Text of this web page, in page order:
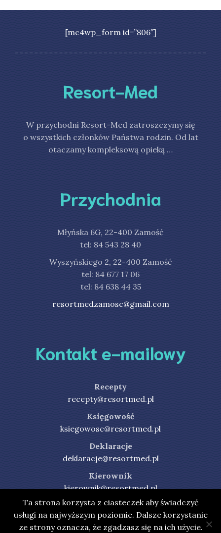
[mc4wp_form id=”806″]
Resort-Med
W przychodni Resort-Med zatroszczymy się
o wszystkich członków Państwa rodzin. Od lat
otaczamy kompleksową opieką …
Przychodnia
Młyńska 6G, 22-400 Zamość
tel: 84 543 28 40
Wyszyńskiego 2, 22-400 Zamość
tel: 84 677 17 06
tel: 84 638 44 35
resortmedzamosc@gmail.com
Kontakt e-mailowy
Recepty
recepty@resortmed.pl
Księgowość
ksiegowosc@resortmed.pl
Deklaracje
deklaracje@resortmed.pl
Kierownik
kierownik@resortmed.pl
Ta strona korzysta z ciasteczek aby świadczyć
usługi na najwyższym poziomie. Dalsze korzystanie
ze strony oznacza, że zgadzasz się na ich użycie.